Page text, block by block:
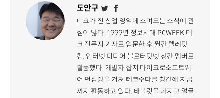
도안구
테크가 전 산업 영역에 스며드는 소식에 관
심이 많다. 1999년 정보시대 PCWEEK 테
크 전문지 기자로 입문한 후 월간 텔레닷
컴, 인터넷 미디어 블로터닷넷 창간 멤버로
활동했다. 개발자 잡지 마이크로소프트웨
어 편집장을 거쳐 테크수다를 창간해 지금
까지 활동하고 있다. 태블릿을 가지고 얼굴